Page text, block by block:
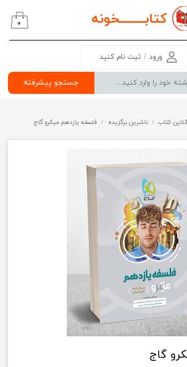
کتابــــــــخونه
جستجو پیشرفته
ورود / ثبت نام کنید
۰
کتاب ناشرین برگزیده فلسفه یازدهم میکرو گاج
گاج